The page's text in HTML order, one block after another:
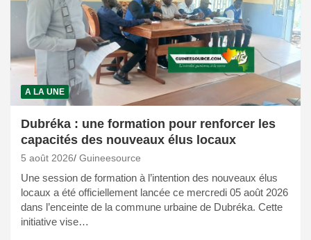
A LA UNE
Dubréka : une formation pour renforcer les
capacités des nouveaux élus locaux
5 août 2026 Guineesource
Une session de formation à l’intention des nouveaux élus
locaux a été officiellement lancée ce mercredi 05 août 2026
dans l’enceinte de la commune urbaine de Dubréka. Cette
initiative vise…